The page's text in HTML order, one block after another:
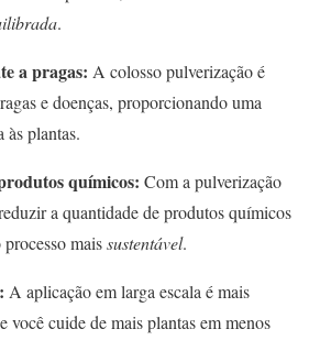
.
a pragas: A colosso pulverização é
e doenças, proporcionando uma
às plantas.
químicos: Com a pulverização
a quantidade de produtos químicos
maissustentável.
A aplicação em larga escala é mais
você cuide de mais plantas em menos